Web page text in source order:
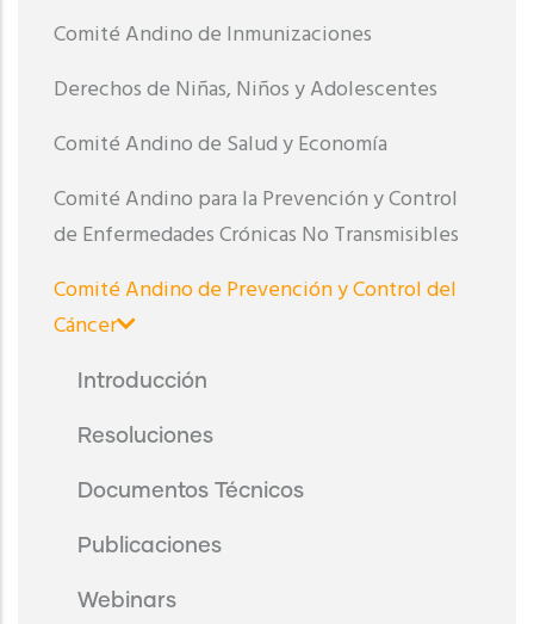
Comité Andino de Inmunizaciones
Derechos de Niñas, Niños y Adolescentes
Comité Andino de Salud y Economía
Comité Andino para la Prevención y Control
de Enfermedades Crónicas No Transmisibles
Comité Andino de Prevención y Control del
Cáncer
Introducción
Resoluciones
Documentos Técnicos
Publicaciones
Webinars